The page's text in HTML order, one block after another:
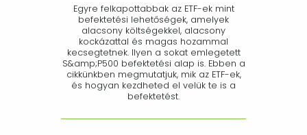
Egyre felkapottabbak az ETF-ek mint
befektetési lehetőségek, amelyek
alacsony költségekkel, alacsony
kockázattal és magas hozammal
kecsegtetnek. Ilyen a sokat emlegetett
S&amp;P500 befektetési alap is. Ebben a
cikkünkben megmutatjuk, mik az ETF-ek,
és hogyan kezdheted el velük te is a
befektetést.